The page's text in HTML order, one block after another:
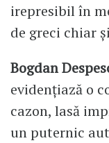
irepresibil în
de greci chiar
Bogdan
evidențiază o
cazon, lasă
un puternic